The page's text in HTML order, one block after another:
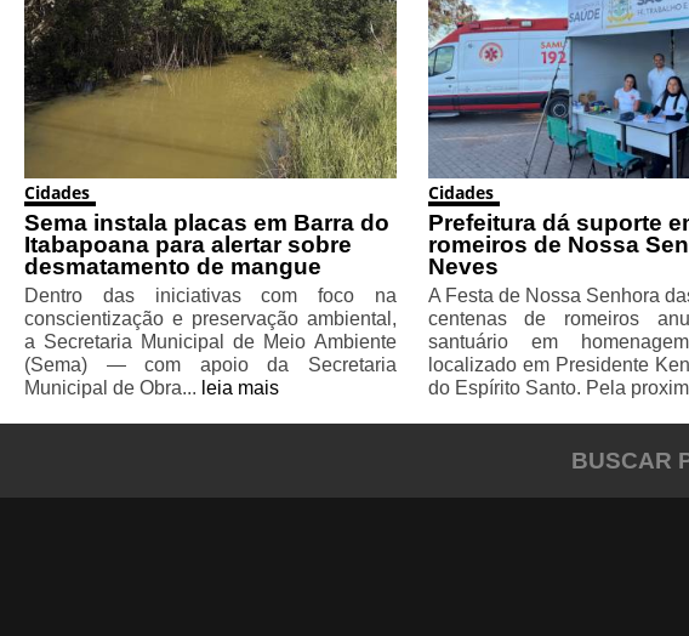
Cidades
Sema instala placas em Barra do
Itabapoana para alertar sobre
desmatamento de mangue
Dentro das iniciativas com foco na
conscientização e preservação ambiental,
a Secretaria Municipal de Meio Ambiente
(Sema) — com apoio da Secretaria
Municipal de Obra... leia mais
Cidades
Prefeitura dá suporte
romeiros de Nossa
Neves
A Festa de Nossa Senhora
centenas de romeiros
santuário em
localizado em Presidente
do Espírito Santo. Pela
BUSCAR